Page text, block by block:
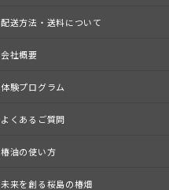
配送方法・送料について
会社概要
体験プログラム
よくあるご質問
椿油の使い方
未来を創る桜島の椿畑